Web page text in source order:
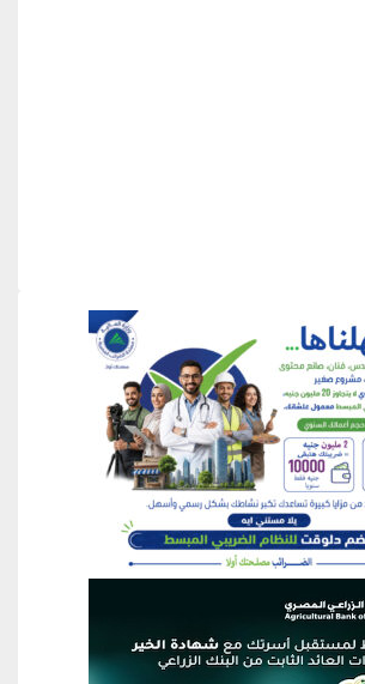
منطقة إعلانية
منطقة إعلانية